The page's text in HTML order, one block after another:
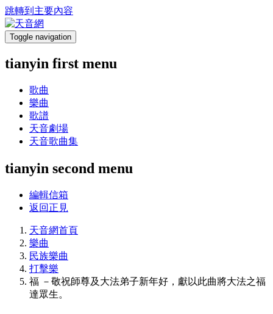
跳轉到主要內容
Toggle navigation
tianyin first menu
歌曲
樂曲
歌譜
天音劇場
天音歌曲集
tianyin second menu
編輯信箱
返回正見
天音網首頁
樂曲
民族樂曲
打擊樂
福 －敬祝師尊及大法弟子新年好，獻以此曲將大法之福
達眾生。